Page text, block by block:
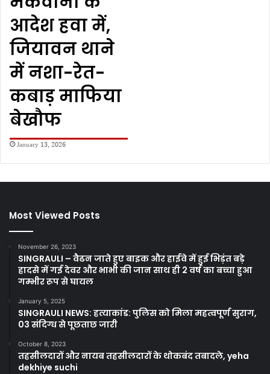
आदेश हवा में,
जियावन थाने
में नशा-रेत-
कबाड़ माफिया
बेखौफ
January 13, 2026
Most Viewed Posts
November 26, 2023
SINGRAULI – वैढन जाते हुए बाइक और हाईवे में हुई भिड़ंत बड़े
हादसे में गई देवर और भाभी की जान साथ ही 2 वर्ष का बच्चा हुआ
गम्भीर रूप से घायल
January 5, 2025
SINGRAULI NEWS: हत्याकांड: पुलिस को मिला महत्वपूर्ण सुराग,
03 संदिग्ध से पूछताछ जारी
October 8, 2023
तहसीलदारों और नायब तहसीलदारों के थोकबंद तबादले, yeha
dekhiye suchi